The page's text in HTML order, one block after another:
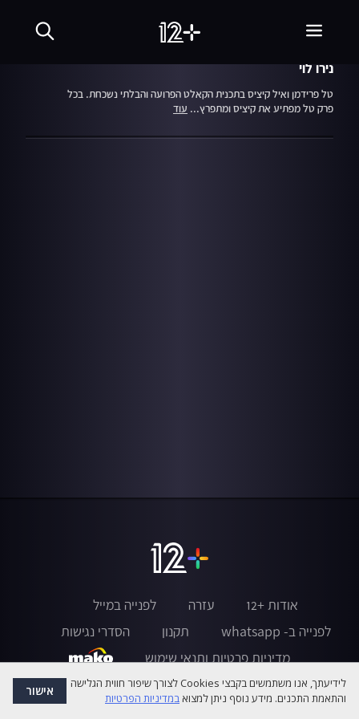
חלומות בהקיציס
נירו לוי
טל פרידמן ואיל קיציס בתכנית הקאלט הפרועה והבלתי נשכחת. בכל
פרק טל מפתיע את קיציס ומתפרץ... עוד
אודות +12 עזרה
לפנייה במייל
לפנייה ב- whatsapp
תקנון
הסדרי נגישות
מדיניות פרטיות ותנאי שימוש
לידיעתך, אנו משתמשים בקבצי Cookies לצורך שיפור חווית הגלישה
והתאמת התכנים. מידע נוסף ניתן למצואבמדיניות הפרטיות אישור